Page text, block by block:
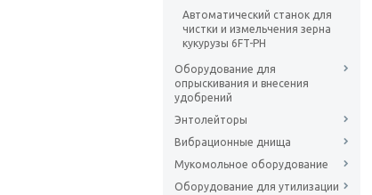
Автоматический станок для
чистки и измельчения зерна
кукурузы 6FT-PH
Оборудование для
опрыскивания и внесения
удобрений
Энтолейторы
Вибрационные днища
Мукомольное оборудование
Оборудование для утилизации